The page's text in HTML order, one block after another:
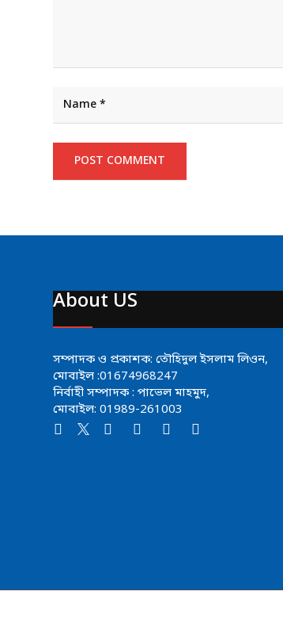
About US
সম্পাদক ও প্রকাশক: তৌহিদুল ইসলাম লিওন,
মোবাইল :01674968247
নির্বাহী সম্পাদক : পাভেল মাহমুদ,
মোবাইল: 01989-261003